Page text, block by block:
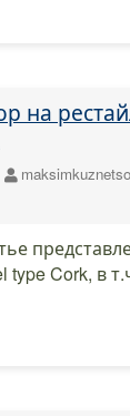
на
type Cork, в